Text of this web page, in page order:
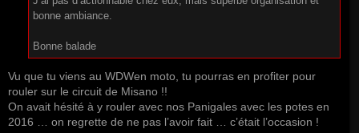
bonne ambiance.
Bonne balade
Vu que tu viens au WDWen moto, tu pourras en profiter pour
rouler sur le circuit de Misano !!
On avait hésité à y rouler avec nos Panigales avec les potes en
2016 … on regrette de ne pas l’avoir fait … c’était l’occasion !